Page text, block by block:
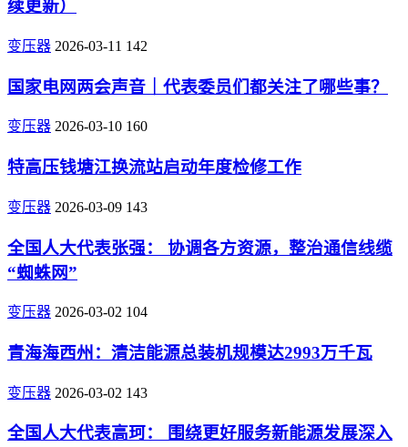
续更新）
变压器 2026-03-11 142
国家电网两会声音｜代表委员们都关注了哪些事？
变压器 2026-03-10 160
特高压钱塘江换流站启动年度检修工作
变压器 2026-03-09 143
全国人大代表张强： 协调各方资源，整治通信线缆
“蜘蛛网”
变压器 2026-03-02 104
青海海西州：清洁能源总装机规模达2993万千瓦
变压器 2026-03-02 143
全国人大代表高珂： 围绕更好服务新能源发展深入